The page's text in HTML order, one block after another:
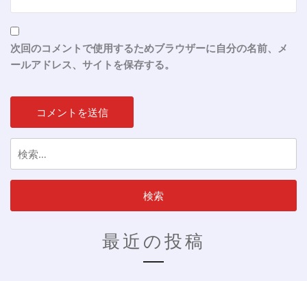
次回のコメントで使用するためブラウザーに自分の名前、メ
ールアドレス、サイトを保存する。
索:
最近の投稿